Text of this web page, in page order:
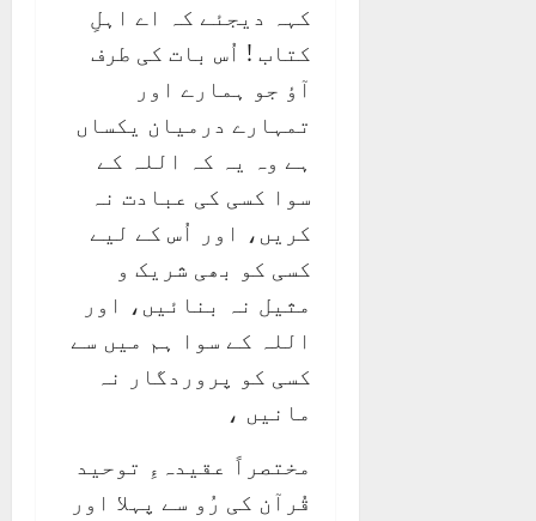
کہہ دیجئے کہ اے اہلِ
کتاب ! اُس بات کی طرف
آؤ جو ہمارے اور
تمہارے درمیان یکساں
ہے وہ یہ کہ اللہ کے
سوا کسی کی عبادت نہ
کریں، اور اُس کے لیے
کسی کو بھی شریک و
مثیل نہ بنائیں، اور
اللہ کے سوا ہم میں سے
کسی کو پروردگار نہ
مانیں ،
مختصراً عقیدہءِ توحید
قُرآن کی رُو سے پہلا اور